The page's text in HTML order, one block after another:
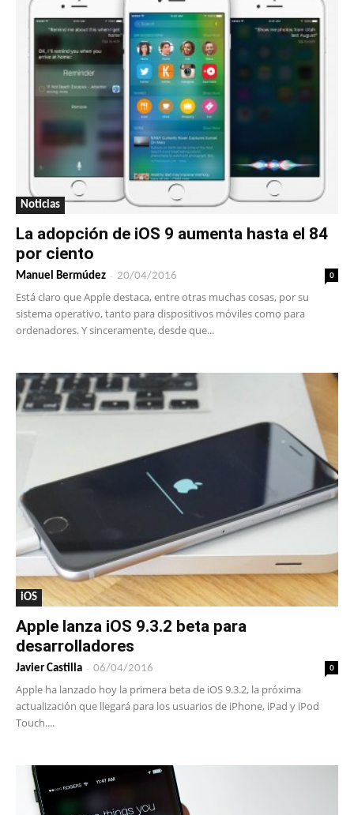
Noticias
La adopción de iOS 9 aumenta hasta el 84
por ciento
Manuel Bermúdez - 20/04/2016 0
Está claro que Apple destaca, entre otras muchas cosas, por su
sistema operativo, tanto para dispositivos móviles como para
ordenadores. Y sinceramente, desde que...
iOS
Apple lanza iOS 9.3.2 beta para
desarrolladores
Javier Castilla - 06/04/2016 0
Apple ha lanzado hoy la primera beta de iOS 9.3.2, la próxima
actualización que llegará para los usuarios de iPhone, iPad y iPod
Touch....